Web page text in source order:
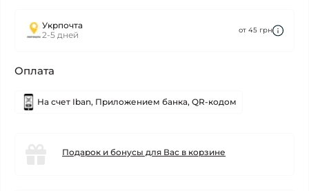
Укрпочта
2-5 дней
от 45 грн
Оплата
На счет Iban, Приложением банка, QR-кодом
Подарок и бонусы для Вас в корзине